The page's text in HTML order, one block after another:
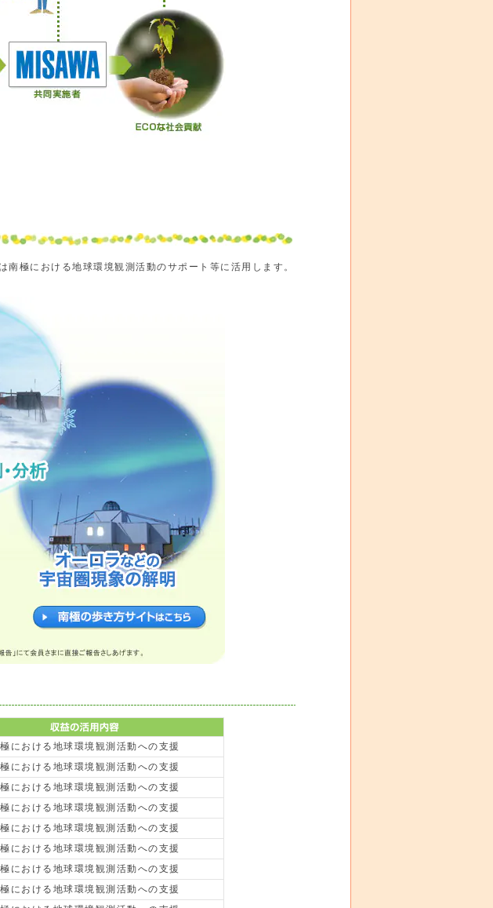
極における地球環境観測活動のサポート等に活用します。
における地球環境観測活動への支援
における地球環境観測活動への支援
における地球環境観測活動への支援
における地球環境観測活動への支援
における地球環境観測活動への支援
における地球環境観測活動への支援
における地球環境観測活動への支援
における地球環境観測活動への支援